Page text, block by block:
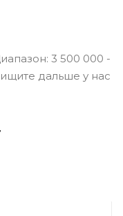
3 500 000 -
дальше у нас